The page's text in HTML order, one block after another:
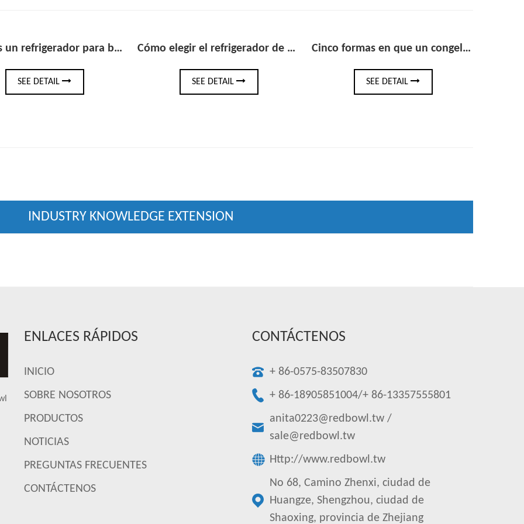
Cómo elegir el refrigerador de bebidas debajo del mostrador adecuado para su bar o cocina
SEE DETAIL
Cinco formas en que un congelador con puerta de vidrio puede aumentar las compras impulsivas en el comercio minorista
SEE DETAIL SEE DETAIL
INDUSTRY KNOWLEDGE EXTENSION
ENLACES RÁPIDOS
INICIO
SOBRE NOSOTROS
PRODUCTOS
NOTICIAS
PREGUNTAS FRECUENTES
CONTÁCTENOS
CONTÁCTENOS
+ 86-0575-83507830
+ 86-18905851004/+ 86-13357555801
anita0223@redbowl.tw/
sale@redbowl.tw
Http://www.redbowl.tw
No 68, Camino Zhenxi, ciudad de
Huangze, Shengzhou, ciudad de
Shaoxing, provincia de Zhejiang